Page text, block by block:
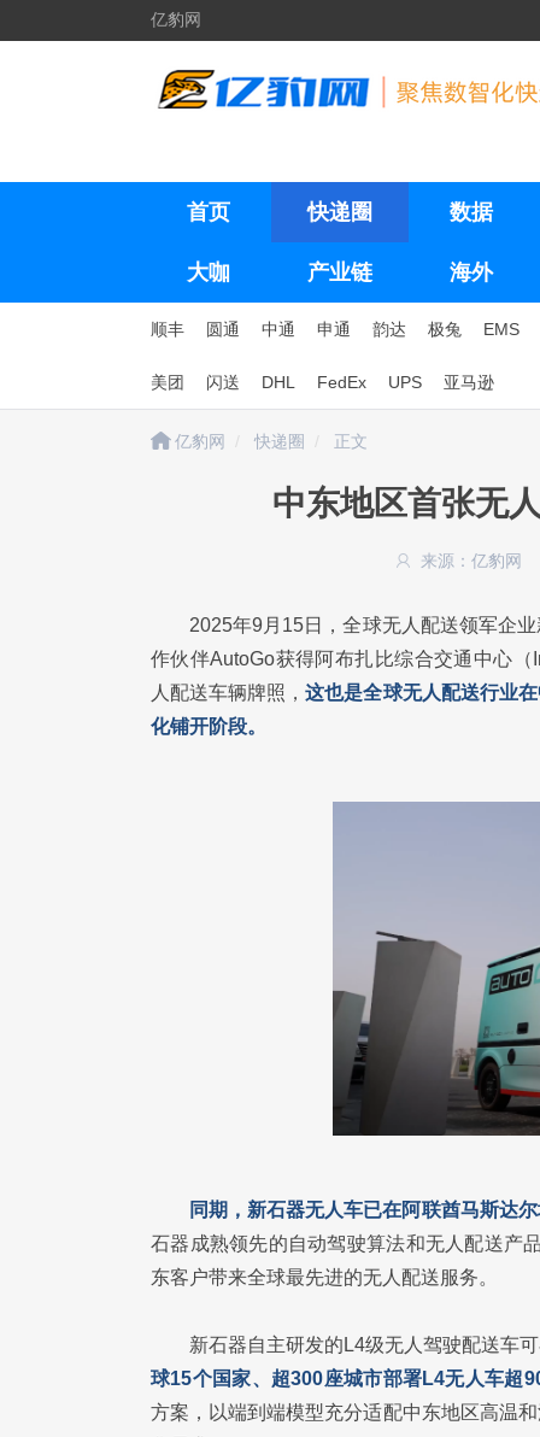
亿豹网
首页 快递圈 数据
大咖 产业链 海外
顺丰 圆通 中通 申通 韵达 极兔 EMS
美团 闪送 DHL FedEx UPS 亚马逊
亿豹网 快递圈 正文
中东地区首张无
来源：亿豹网
2025年9月15日，全球无人配送领军企
作伙伴AutoGo获得阿布扎比综合交通中心
人配送车辆牌照，这也是全球无人配送行业
化铺开阶段。
同期，新石器无人车已在阿联酋马斯达
石器成熟领先的自动驾驶算法和无人配送产
东客户带来全球最先进的无人配送服务。
新石器自主研发的L4级无人驾驶配送车
球15个国家、超300座城市部署L4无人车超
方案，以端到端模型充分适配中东地区高温